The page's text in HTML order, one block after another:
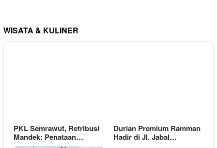
WISATA & KULINER
PKL Semrawut, Retribusi
Mandek: Penataan…
Durian Premium Ramman
Hadir di Jl. Jabal…